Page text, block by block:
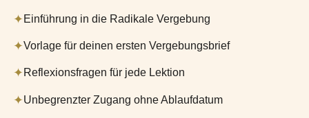
✦Einführung in die Radikale Vergebung
✦Vorlage für deinen ersten Vergebungsbrief
✦Reflexionsfragen für jede Lektion
✦Unbegrenzter Zugang ohne Ablaufdatum